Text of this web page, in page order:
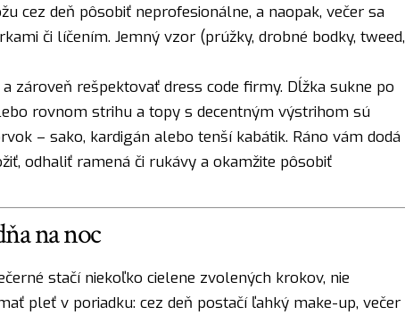
cez deň pôsobiť neprofesionálne, a naopak, večer sa
či líčením. Jemný vzor (prúžky, drobné bodky, tweed,
zároveň rešpektovať dress code firmy. Dĺžka sukne po
rovnom strihu a topy s decentným výstrihom sú
– sako, kardigán alebo tenší kabátik. Ráno vám dodá
odhaliť ramená či rukávy a okamžite pôsobiť
na noc
stačí niekoľko cielene zvolených krokov, nie
pleť v poriadku: cez deň postačí ľahký make-up, večer